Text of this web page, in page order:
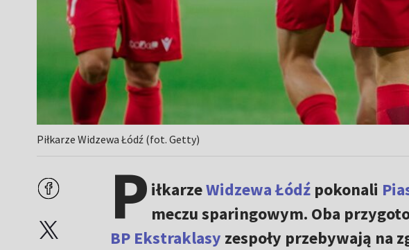
Piłkarze Widzewa Łódź (fot. Getty)
P iłkarzeWidzewa Łódźpokonali
meczu sparingowym. Oba
BP Ekstraklasy zespoły przebywają na